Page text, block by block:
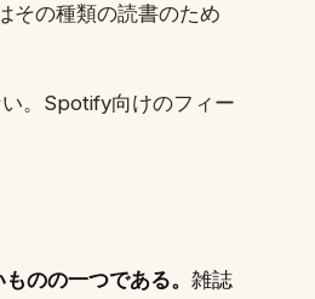
その種類の読書のため
。Spotify向けのフィー
のの一つである。 雑誌